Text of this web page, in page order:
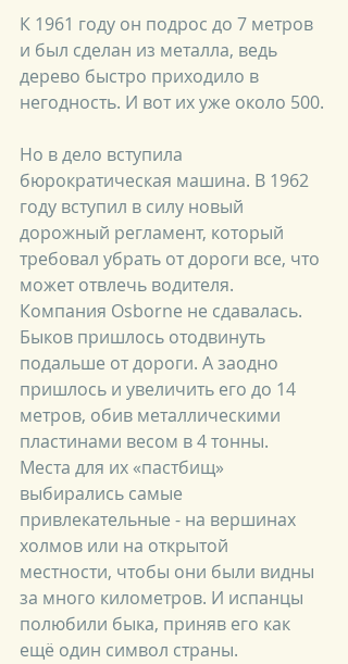
К 1961 году он подрос до 7 метров
и был сделан из металла, ведь
дерево быстро приходило в
негодность. И вот их уже около 500.
Но в дело вступила
бюрократическая машина. В 1962
году вступил в силу новый
дорожный регламент, который
требовал убрать от дороги все, что
может отвлечь водителя.
Компания Osborne не сдавалась.
Быков пришлось отодвинуть
подальше от дороги. А заодно
пришлось и увеличить его до 14
метров, обив металлическими
пластинами весом в 4 тонны.
Места для их «пастбищ»
выбирались самые
привлекательные - на вершинах
холмов или на открытой
местности, чтобы они были видны
за много километров. И испанцы
полюбили быка, приняв его как
ещё один символ страны.